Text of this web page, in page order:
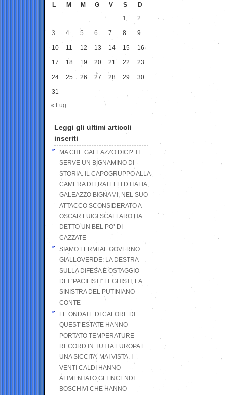
L M M G V S
D
1
2
3 4 5 6 7 8 9
10 11 12 13 14 15 16
17 18 19 20 21 22 23
24 25 26 27 28 29 30
31
« Lug
Leggi gli ultimi articoli
inseriti
MA CHE GALEAZZO DICI? TI
SERVE UN BIGNAMINO DI
STORIA. IL CAPOGRUPPO ALLA
CAMERA DI FRATELLI D’ITALIA,
GALEAZZO BIGNAMI, NEL SUO
ATTACCO SCONSIDERATO A
OSCAR LUIGI SCALFARO HA
DETTO UN BEL PO’ DI
CAZZATE
SIAMO FERMI AL GOVERNO
GIALLOVERDE: LA DESTRA
SULLA DIFESA È OSTAGGIO
DEI “PACIFISTI” LEGHISTI, LA
SINISTRA DEL PUTINIANO
CONTE
LE ONDATE DI CALORE DI
QUEST’ESTATE HANNO
PORTATO TEMPERATURE
RECORD IN TUTTA EUROPA E
UNA SICCITA’ MAI VISTA. I
VENTI CALDI HANNO
ALIMENTATO GLI INCENDI
BOSCHIVI CHE HANNO